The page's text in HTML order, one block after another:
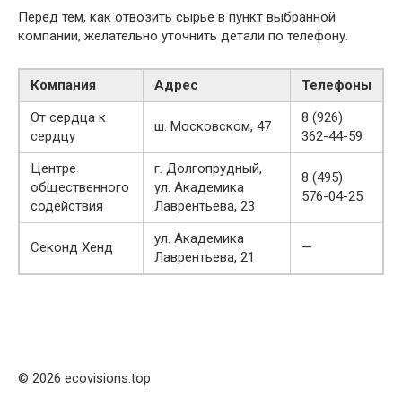
Перед тем, как отвозить сырье в пункт выбранной
компании, желательно уточнить детали по телефону.
Компания Адрес
Телефоны
От сердца к
сердцу
ш. Московском, 47
8 (926)
362-44-59
Центре
общественного
содействия
г. Долгопрудный,
ул. Академика
Лаврентьева, 23
8 (495)
576-04-25
Секонд Хенд
ул. Академика
Лаврентьева, 21
—
© 2026 ecovisions.top